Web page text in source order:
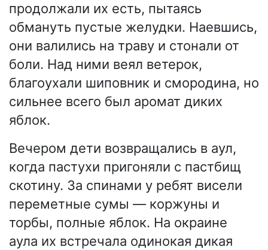
продолжали их есть, пытаясь
обмануть пустые желудки. Наевшись,
они валились на траву и стонали от
боли. Над ними веял ветерок,
благоухали шиповник и смородина, но
сильнее всего был аромат диких
яблок.
Вечером дети возвращались в аул,
когда пастухи пригоняли с пастбищ
скотину. За спинами у ребят висели
переметные сумы — коржуны и
торбы, полные яблок. На окраине
аула их встречала одинокая дикая